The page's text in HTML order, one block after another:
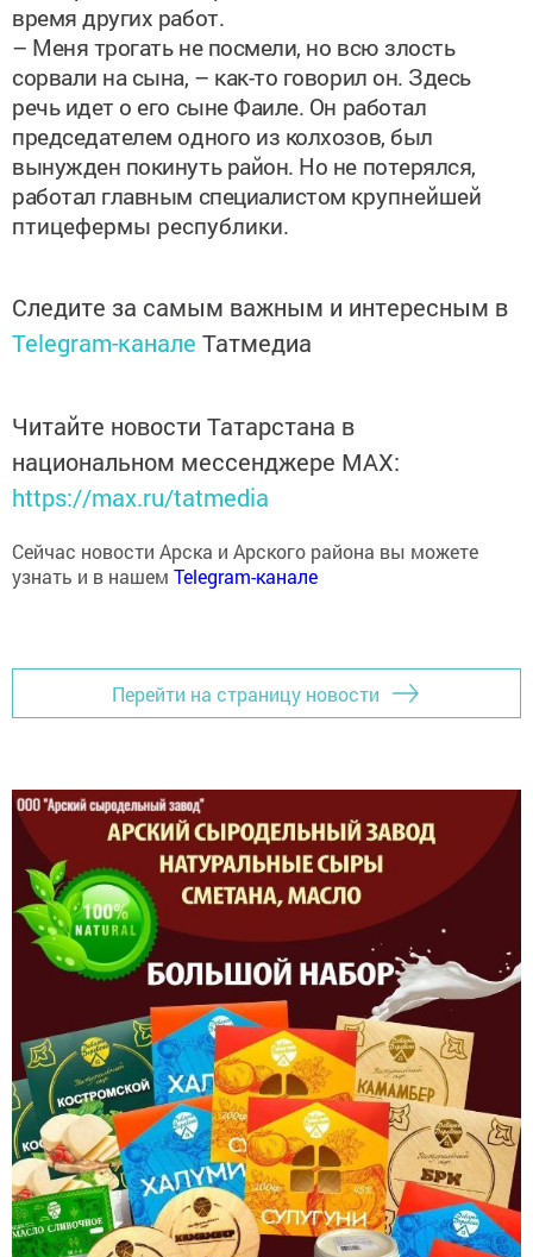
– Меня трогать не посмели, но всю злость
сорвали на сына, – как-то говорил он. Здесь
речь идет о его сыне Фаиле. Он работал
председателем одного из колхозов, был
вынужден покинуть район. Но не потерялся,
работал главным специалистомкрупнейшей
птицефермы республики.
Telegram-каналеТатмедиа
национальном мессенджере MАХ:
https://max.ru/tatmedia
узнать и в нашемTelegram-канале
Перейти на страницу новости